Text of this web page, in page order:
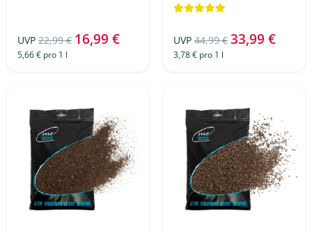
UVP 22,99 € 16,99 €
5,66 € pro 1 l
UVP 44,99 € 33,99 €
3,78 € pro 1 l